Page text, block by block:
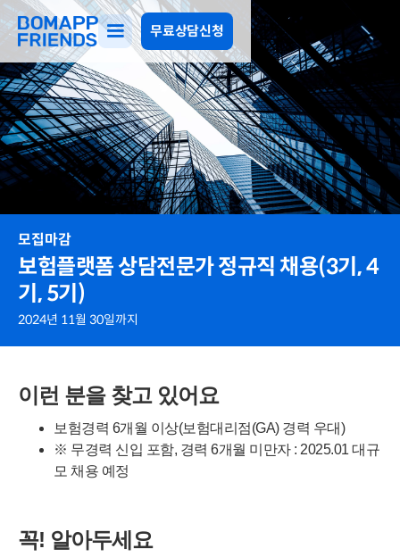
무료상담신청
모집마감
보험플랫폼 상담전문가 정규직 채용(3기, 4
기, 5기)
2024년 11월 30일까지
이런 분을 찾고 있어요
보험경력 6개월 이상(보험대리점(GA) 경력 우대)
※ 무경력 신입 포함, 경력 6개월 미만자 : 2025.01 대규
모 채용 예정
꼭! 알아두세요